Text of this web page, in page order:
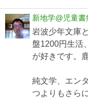
新地学@児童書
岩波少年文庫
盤1200円生活
が好きです。
純文学、エン
つよりもさら